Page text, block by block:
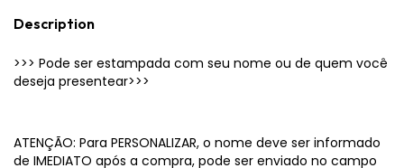
Description
>>> Pode ser estampada com seu nome ou de quem você
deseja presentear>>>
ATENÇÃO: Para PERSONALIZAR, o nome deve ser informado
de IMEDIATO após a compra, pode ser enviado no campo